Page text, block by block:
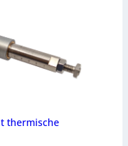
thermische